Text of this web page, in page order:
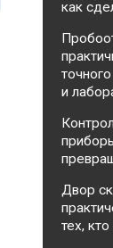
как
и
Двор
тех,